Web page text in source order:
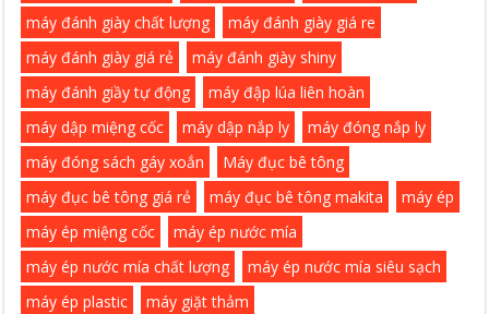
máy đánh giày chất lượng
máy đánh giày giá re
máy đánh giày giá rẻ
máy đánh giày shiny
máy đánh giầy tự động
máy đập lúa liên hoàn
máy dập miệng cốc
máy dập nắp ly
máy đóng nắp ly
máy đóng sách gáy xoắn
Máy đục bê tông
máy đục bê tông giá rẻ
máy đục bê tông makita
máy ép
máy ép miệng cốc
máy ép nước mía
máy ép nước mía chất lượng
máy ép nước mía siêu sạch
máy ép plastic
máy giặt thảm